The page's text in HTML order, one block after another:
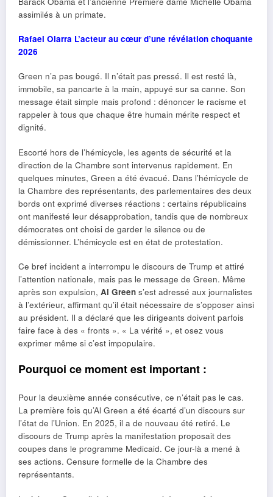
assimilés à un primate.
Rafael Olarra L’acteur au cœur d’une révélation choquante
2026
Green n’a pas bougé. Il n’était pas pressé. Il est resté là,
immobile, sa pancarte à la main, appuyé sur sa canne. Son
message était simple mais profond : dénoncer le racisme et
rappeler à tous que chaque être humain mérite respect et
dignité.
Escorté hors de l’hémicycle, les agents de sécurité et la
direction de la Chambre sont intervenus rapidement. En
quelques minutes, Green a été évacué. Dans l’hémicycle de
la Chambre des représentants, des parlementaires des deux
bords ont exprimé diverses réactions : certains républicains
ont manifesté leur désapprobation, tandis que de nombreux
démocrates ont choisi de garder le silence ou de
démissionner. L’hémicycle est en état de protestation.
Ce bref incident a interrompu le discours de Trump et attiré
l’attention nationale, mais pas le message de Green. Même
après son expulsion, Al Green s’est adressé aux journalistes
à l’extérieur, affirmant qu’il était nécessaire de s’opposer ainsi
au président. Il a déclaré que les dirigeants doivent parfois
faire face à des « fronts ». « La vérité », et osez vous
exprimer même si c’est impopulaire.
Pourquoi ce moment est important :
Pour la deuxième année consécutive, ce n’était pas le cas.
La première fois qu’Al Green a été écarté d’un discours sur
l’état de l’Union. En 2025, il a de nouveau été retiré. Le
discours de Trump après la manifestation proposait des
coupes dans le programme Medicaid. Ce jour-là a mené à
ses actions. Censure formelle de la Chambre des
représentants.